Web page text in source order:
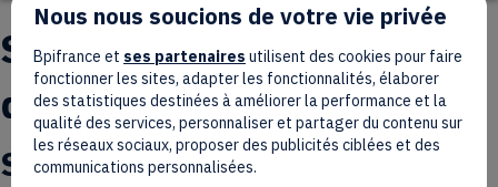
Schéma pluriannuel
d'accessibilité
Schéma sur 3 ans
Nous nous soucions de votre vie privée
Bpifrance et ses partenaires utilisent des cookies pour faire
fonctionner les sites, adapter les fonctionnalités, élaborer
des statistiques destinées à améliorer la performance et la
qualité des services, personnaliser et partager du contenu sur
les réseaux sociaux, proposer des publicités ciblées et des
communications personnalisées.